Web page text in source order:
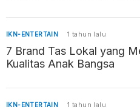
IKN-ENTERTAIN 1 tahun lalu
7 Brand Tas Lokal yang
Kualitas Anak Bangsa
IKN-ENTERTAIN 1 tahun lalu